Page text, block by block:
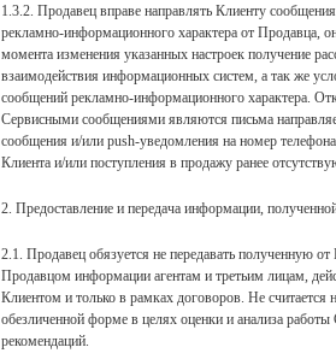
1.3.2. Продавец вправе направлять Клиенту
рекламно-информационного характера от Продавца,
момента изменения указанных настроек получение
взаимодействия информационных систем, а так же
сообщений рекламно-информационного характера.
Сервисными сообщениями являются письма
сообщения и/или push-уведомления на номер
Клиента и/или поступления в продажу ранее
2. Предоставление и передача информации,
2.1. Продавец обязуется не передавать полученную
Продавцом информации агентам и третьим лицам,
Клиентом и только в рамках договоров. Не
обезличенной форме в целях оценки и анализа работы
рекомендаций.